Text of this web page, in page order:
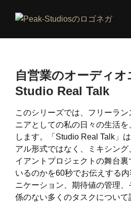
自営業のオーディ
Studio Real Talk
このシリーズでは、フリーラ
ニアとしての私の日々の生活
します。「Studio Real Talk」
アル形式ではなく、ミキシン
イアントプロジェクトの舞台
いるのかを60秒でお伝えする
ニケーション、期待値の管理
係のない多くのタスクについて